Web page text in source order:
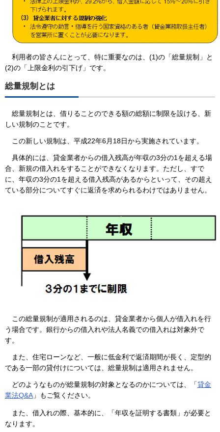
利用者の皆さんにとって、特に重要なのは、(1)の「総量規制」と
(2)の「上限金利の引下げ」です。
総量規制とは
総量規制とは、借りることのできる額の総額に制限を設ける、新
しい規制のことです。
この新しい規制は、平成22年6月18日から実施されています。
具体的には、貸金業者からの借入残高が年収の3分の1を超える場
合、新規の借入れをすることができなくなります。ただし、すで
に、年収の3分の1を超える借入残高があるからといって、その超え
ている部分についてすぐに返済を求められるわけではありません。
この総量規制が適用されるのは、貸金業者から個人が借入れを行
う場合です。銀行からの借入れや法人名義での借入れは対象外で
す。
また、住宅ローンなど、一般に低金利で返済期間が長く、定型的
である一部の貸付けについては、総量規制は適用されません。
どのようなものが総量規制の対象となるのかについては、「貸金
業法Q&A 」もご覧ください。
また、借入れの際、基本的に、「年収を証明する書類」が必要と
なります。